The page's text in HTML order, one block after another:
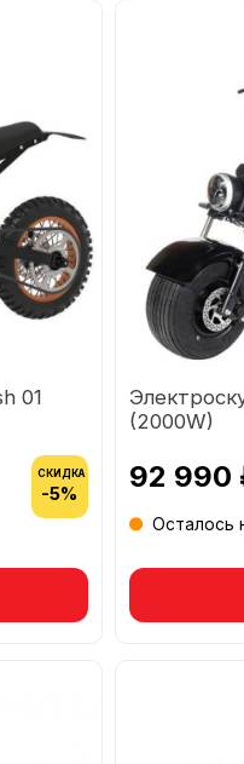
01
СКИДКА
-5%
(2000W)
92 990
Осталось